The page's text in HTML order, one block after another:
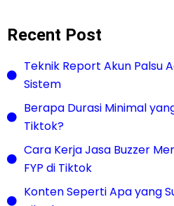
Recent Post
Teknik Report Akun Palsu
Sistem
Berapa Durasi Minimal
Tiktok?
Cara Kerja Jasa Buzzer
FYP di Tiktok
Konten Seperti Apa yang